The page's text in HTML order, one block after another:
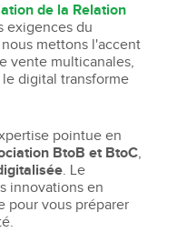
de la Relation
exigences du
mettons l'accent
vente multicanales,
digital transforme
pointue en
BtoB et BtoC,
. Le
innovations en
pour vous préparer